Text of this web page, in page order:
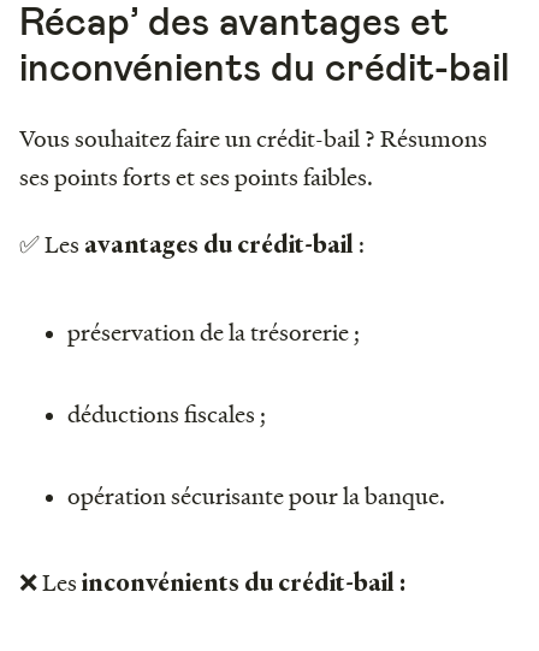
Récap’ des avantages et
inconvénients du crédit-bail
Vous souhaitez faire un crédit-bail ? Résumons
ses points forts et ses points faibles.
✅ Les avantages du crédit-bail :
préservation de la trésorerie ;
déductions fiscales ;
opération sécurisante pour la banque.
❌ Les inconvénients du crédit-bail :